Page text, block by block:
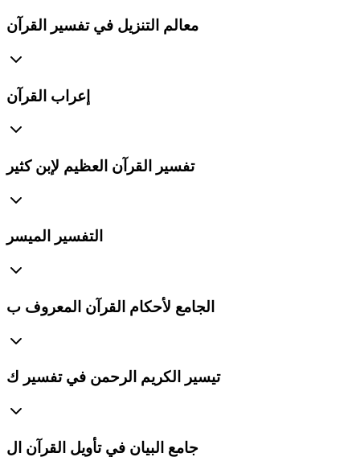
معالم التنزيل في تفسير القرآن
إعراب القرآن
تفسير القرآن العظيم لإبن كثير
التفسير الميسر
الجامع لأحكام القرآن المعروف ب
تيسير الكريم الرحمن في تفسير ك
جامع البيان في تأويل القرآن ال